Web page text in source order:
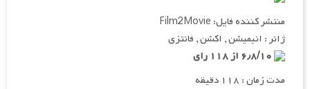
منتشر کننده فایل: Film2Movie
ژانر : انیمیشن , اکشن , فانتزی
مدت زمان : ۱۱۸ دقیقه